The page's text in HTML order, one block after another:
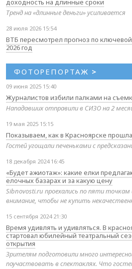
доходность на длинные сроки
Тренд на «длинные деньги» усиливается
28 июля 2026 15:54
ВТБ пересмотрел прогноз по
2026 год
ФОТОРЕПОРТАЖ >
09 июня 2025 15:40
Журналистов избили палками на
Нападавших отправили в СИЗО на 2
19 мая 2025 15:15
Показываем, как в Красноярске
Гостей угощали печеньками с
18 декабря 2024 16:45
«Будет ажиотаж»: какие елки
елочных базарах и за какую цену
Sibnovosti.ru проехались по пяти
внимание, чтобы не купить
15 сентября 2024 21:30
Время удивлять и удивляться. В
стартовал юбилейный театральный
открытия
Зрителям подготовили много
поучаствовать в спектаклях. Что